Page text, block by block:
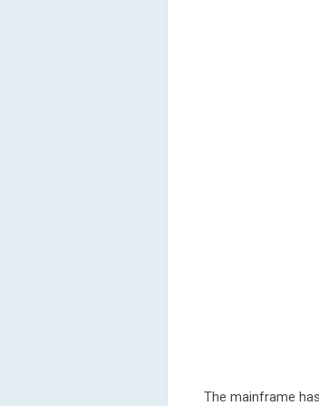
The mainframe